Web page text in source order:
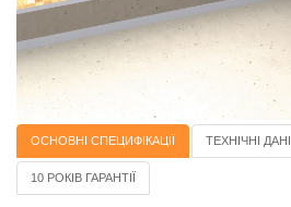
ОСНОВНІ СПЕЦИФІКАЦІЇ ТЕХНІЧНІ ДАНІ
10 РОКІВ ГАРАНТІЇ